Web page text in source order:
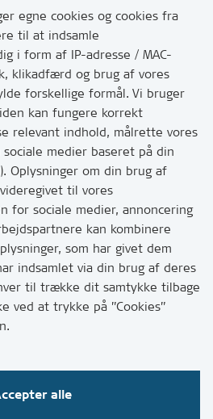
i kontakt med os? Se her
eller andet
mellem kl. 10 og 11
egne cookies og cookies fra
til at indsamle
i form af IP-adresse / MAC-
klikadfærd og brug af vores
forskellige formål. Vi bruger
kan fungere korrekt
relevant indhold, målrette vores
medier baseret på din
Oplysninger om din brug af
til vores
for sociale medier, annoncering
kan kombinere
som har givet dem
indsamlet via din brug af deres
til trække dit samtykke tilbage
ved at trykke på ”Cookies”
alle